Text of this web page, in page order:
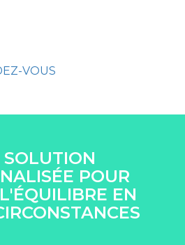
VOUS
SOLUTION
POUR
EN